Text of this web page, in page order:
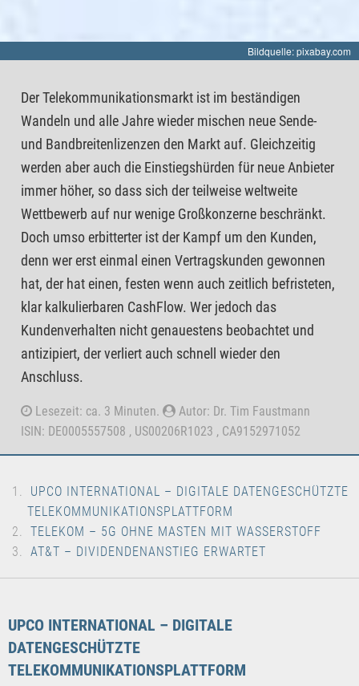
Bildquelle: pixabay.com
Der Telekommunikationsmarkt ist im beständigen
Wandeln und alle Jahre wieder mischen neue Sende-
und Bandbreitenlizenzen den Markt auf. Gleichzeitig
werden aber auch die Einstiegshürden für neue Anbieter
immer höher, so dass sich der teilweise weltweite
Wettbewerb auf nur wenige Großkonzerne beschränkt.
Doch umso erbitterter ist der Kampf um den Kunden,
denn wer erst einmal einen Vertragskunden gewonnen
hat, der hat einen, festen wenn auch zeitlich befristeten,
klar kalkulierbaren CashFlow. Wer jedoch das
Kundenverhalten nicht genauestens beobachtet und
antizipiert, der verliert auch schnell wieder den
Anschluss.
Lesezeit: ca. 3 Minuten.
Autor: Dr. Tim Faustmann
ISIN: DE0005557508 , US00206R1023 , CA9152971052
UPCO INTERNATIONAL – DIGITALE DATENGESCHÜTZTE
TELEKOMMUNIKATIONSPLATTFORM
TELEKOM – 5G OHNE MASTEN MIT WASSERSTOFF
AT&T – DIVIDENDENANSTIEG ERWARTET
UPCO INTERNATIONAL – DIGITALE
DATENGESCHÜTZTE
TELEKOMMUNIKATIONSPLATTFORM